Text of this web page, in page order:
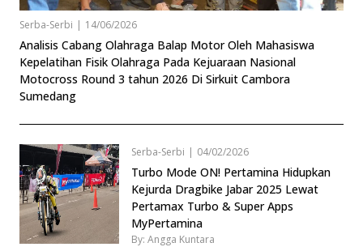
Serba-Serbi | 14/06/2026
Analisis Cabang Olahraga Balap Motor Oleh Mahasiswa
Kepelatihan Fisik Olahraga Pada Kejuaraan Nasional
Motocross Round 3 tahun 2026 Di Sirkuit Cambora
Sumedang
Serba-Serbi | 04/02/2026
Turbo Mode ON! Pertamina Hidupkan
Kejurda Dragbike Jabar 2025 Lewat
Pertamax Turbo & Super Apps
MyPertamina
By: Angga Kuntara